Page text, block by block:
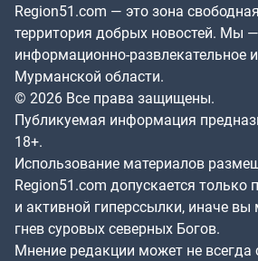
Region51.com — это зона
территория добрых новостей. Мы
информационно-развлекательное
Мурманской области.
© 2026 Все права защищены.
Публикуемая информация
18+.
Использование материалов
Region51.com допускается только
и активной гиперссылки, иначе
гнев суровых северных Богов.
Мнение редакции может не всегда